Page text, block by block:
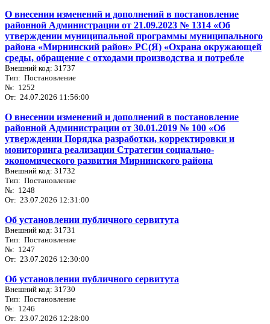
О внесении изменений и дополнений в постановление
районной Администрации от 21.09.2023 № 1314 «Об
утверждении муниципальной программы муниципального
района «Мирнинский район» РС(Я) «Охрана окружающей
среды, обращение с отходами производства и потребле
Внешний код: 31737
Тип: Постановление
№: 1252
От: 24.07.2026 11:56:00
О внесении изменений и дополнений в постановление
районной Администрации от 30.01.2019 № 100 «Об
утверждении Порядка разработки, корректировки и
мониторинга реализации Стратегии социально-
экономического развития Мирнинского района
Внешний код: 31732
Тип: Постановление
№: 1248
От: 23.07.2026 12:31:00
Об установлении публичного сервитута
Внешний код: 31731
Тип: Постановление
№: 1247
От: 23.07.2026 12:30:00
Об установлении публичного сервитута
Внешний код: 31730
Тип: Постановление
№: 1246
От: 23.07.2026 12:28:00